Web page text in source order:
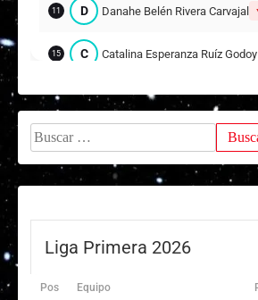
11 D Danahe Belén Rivera Carvajal
15 C Catalina Esperanza Ruíz Godoy
F Florencia Catalina Rivera
14
Suplentes
1 T Tania Stefania Cubillos Herrera
Buscar:
Liga Primera 2026
Pos Equipo